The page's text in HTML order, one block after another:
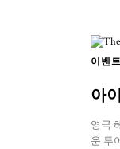
이벤
아
영국
운 투